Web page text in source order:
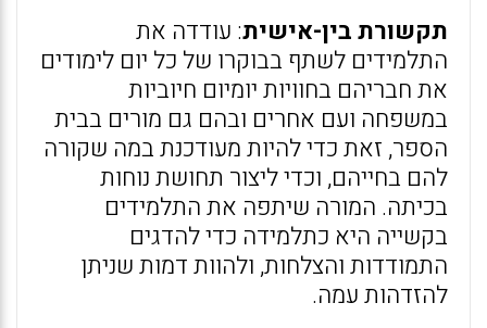
תקשורת בין-אישית: עודדה את
התלמידים לשתף בבוקרו של כל יום לימודים
את חבריהם בחוויות יומיום חיוביות
במשפחה ועם אחרים ובהם גם מורים בבית
הספר, זאת כדי להיות מעודכנת במה שקורה
להם בחייהם, וכדי ליצור תחושת נוחות
בכיתה. המורה שיתפה את התלמידים
בקשייה היא כתלמידה כדי להדגים
התמודדות והצלחות, ולהוות דמות שניתן
להזדהות עמה.